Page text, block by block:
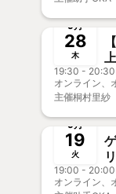
終了
9月
28
木
19:30 - 20:30
オンライン、
主催桐村里紗
終了
9月
19
火
19:00 - 20:00
オンライン、